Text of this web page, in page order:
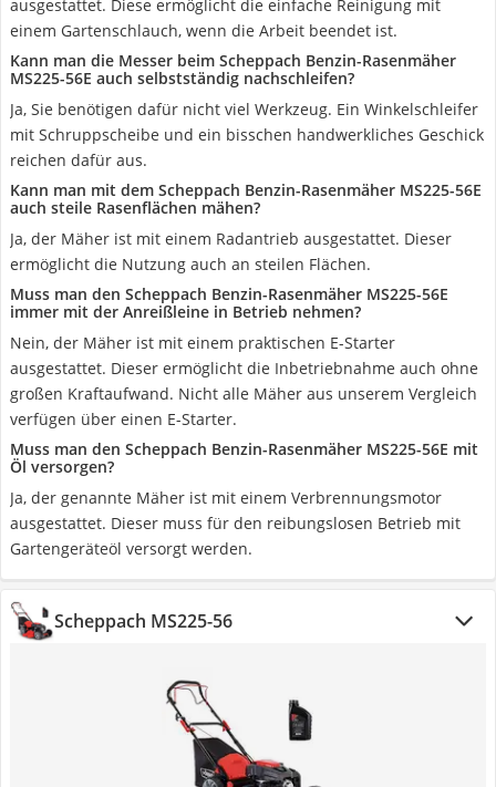
ausgestattet. Diese ermöglicht die einfache Reinigung mit
einem Gartenschlauch, wenn die Arbeit beendet ist.
Kann man die Messer beim Scheppach Benzin-Rasenmäher
MS225-56E auch selbstständig nachschleifen?
Ja, Sie benötigen dafür nicht viel Werkzeug. Ein Winkelschleifer
mit Schruppscheibe und ein bisschen handwerkliches Geschick
reichen dafür aus.
Kann man mit dem Scheppach Benzin-Rasenmäher MS225-56E
auch steile Rasenflächen mähen?
Ja, der Mäher ist mit einem Radantrieb ausgestattet. Dieser
ermöglicht die Nutzung auch an steilen Flächen.
Muss man den Scheppach Benzin-Rasenmäher MS225-56E
immer mit der Anreißleine in Betrieb nehmen?
Nein, der Mäher ist mit einem praktischen E-Starter
ausgestattet. Dieser ermöglicht die Inbetriebnahme auch ohne
großen Kraftaufwand. Nicht alle Mäher aus unserem Vergleich
verfügen über einen E-Starter.
Muss man den Scheppach Benzin-Rasenmäher MS225-56E mit
Öl versorgen?
Ja, der genannte Mäher ist mit einem Verbrennungsmotor
ausgestattet. Dieser muss für den reibungslosen Betrieb mit
Gartengeräteöl versorgt werden.
Scheppach MS225-56